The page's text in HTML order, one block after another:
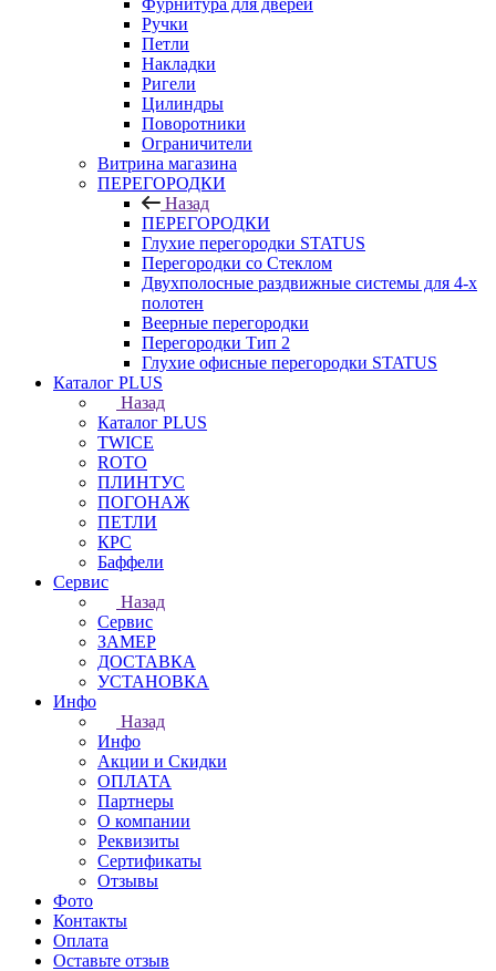
Фурнитура для дверей
Ручки
Петли
Накладки
Ригели
Цилиндры
Поворотники
Ограничители
Витрина магазина
ПЕРЕГОРОДКИ
Назад
ПЕРЕГОРОДКИ
Глухие перегородки STATUS
Перегородки со Стеклом
Двухполосные раздвижные системы для 4-х
полотен
Веерные перегородки
Перегородки Тип 2
Глухие офисные перегородки STATUS
Каталог PLUS
Назад
Каталог PLUS
TWICE
ROTO
ПЛИНТУС
ПОГОНАЖ
ПЕТЛИ
КРС
Баффели
Сервис
Назад
Сервис
ЗАМЕР
ДОСТАВКА
УСТАНОВКА
Инфо
Назад
Инфо
Акции и Скидки
ОПЛАТА
Партнеры
О компании
Реквизиты
Сертификаты
Отзывы
Фото
Контакты
Оплата
Оставьте отзыв